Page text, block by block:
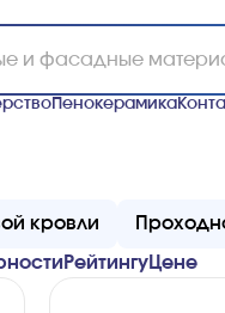
Пенокерамика
кровли
РейтингуЦенe